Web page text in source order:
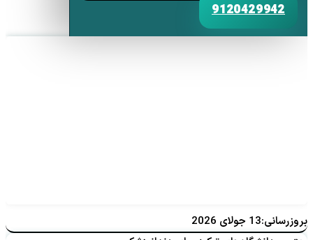
9120429942
بروزرسانی:13 جولای 2026